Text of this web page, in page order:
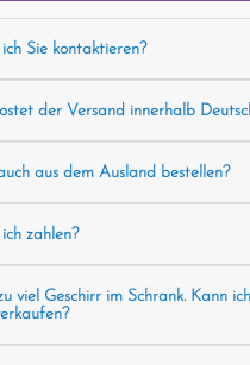
Sie kontaktieren?
der Versand innerhalb
aus dem Ausland bestellen?
zahlen?
viel Geschirr im Schrank. Kann